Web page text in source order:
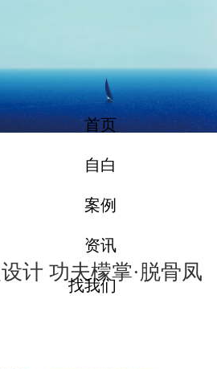
首页
自白
案例
资讯
找我们
计 功夫檬掌·脱骨凤